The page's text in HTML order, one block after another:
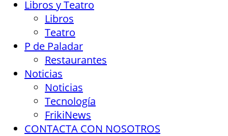
Libros y Teatro
Libros
Teatro
P de Paladar
Restaurantes
Noticias
Noticias
Tecnología
FrikiNews
CONTACTA CON NOSOTROS